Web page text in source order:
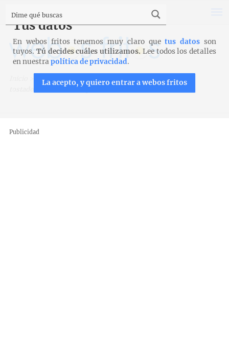
Menaje de cocina > Mis cacharros
Sandwichera
tostadora Breville: es la pera
Publicidad
Tus datos
En webos fritos tenemos muy claro quetus datos son
tuyos. Tú decides cuáles utilizamos. Lee todos los detalles
en nuestrapolítica de privacidad.
La acepto, y quiero entrar a webos fritos